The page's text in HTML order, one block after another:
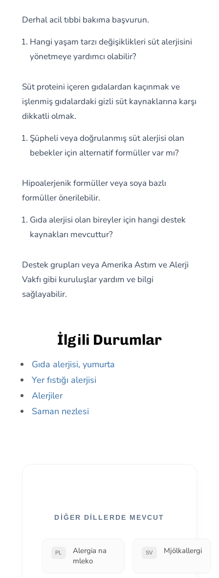
Derhal acil tıbbi bakıma başvurun.
Hangi yaşam tarzı değişiklikleri süt alerjisini
yönetmeye yardımcı olabilir?
Süt proteini içeren gıdalardan kaçınmak ve
işlenmiş gıdalardaki gizli süt kaynaklarına karşı
dikkatli olmak.
Şüpheli veya doğrulanmış süt alerjisi olan
bebekler için alternatif formüller var mı?
Hipoalerjenik formüller veya soya bazlı
formüller önerilebilir.
Gıda alerjisi olan bireyler için hangi destek
kaynakları mevcuttur?
Destek grupları veya Amerika Astım ve Alerji
Vakfı gibi kuruluşlar yardım ve bilgi
sağlayabilir.
İlgili Durumlar
Gıda alerjisi, yumurta
Yer fıstığı alerjisi
Alerjiler
Saman nezlesi
DIĞER DILLERDE MEVCUT
PL
Alergia na
mleko
SV Mjölkallergi